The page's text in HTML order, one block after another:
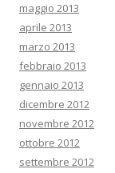
maggio 2013
aprile 2013
marzo 2013
febbraio 2013
gennaio 2013
dicembre 2012
novembre 2012
ottobre 2012
settembre 2012